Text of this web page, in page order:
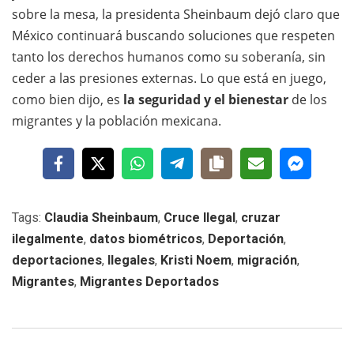
sobre la mesa, la presidenta Sheinbaum dejó claro que
México continuará buscando soluciones que respeten
tanto los derechos humanos como su soberanía, sin
ceder a las presiones externas. Lo que está en juego,
como bien dijo, es la seguridad y el bienestar de los
migrantes y la población mexicana.
Tags: Claudia Sheinbaum, Cruce Ilegal , cruzar
ilegalmente, datos biométricos, Deportación,
deportaciones, Ilegales, Kristi Noem, migración,
Migrantes, Migrantes Deportados